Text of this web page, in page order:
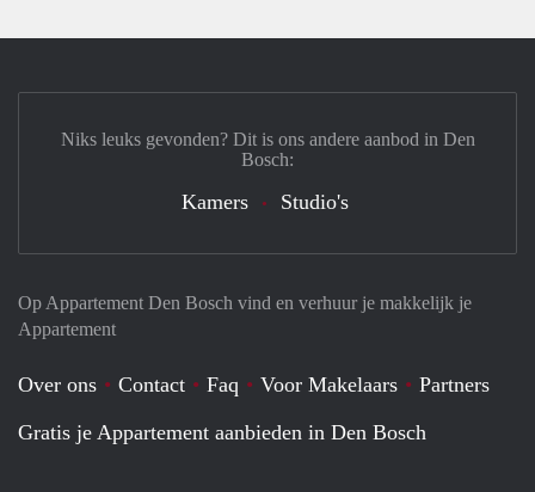
Op Appartement Den Bosch vind en verhuur je makkelijk je
Appartement
Over ons Contact Faq Voor Makelaars
Partners
Gratis je Appartement aanbieden in Den Bosch
Niks leuks gevonden? Dit is ons andere aanbod in Den
Bosch:
Kamers Studio's